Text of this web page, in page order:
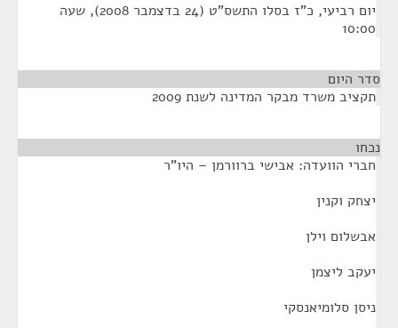
יום רביעי, כ"ז בסלו התשס"ט (24 בדצמבר 2008), שעה
10:00
סדר היום
תקציב משרד מבקר המדינה לשנת 2009
נכחו
חברי הוועדה: אבישי ברוורמן – היו"ר
יצחק וקנין
אבשלום וילן
יעקב ליצמן
ניסן סלומיאנסקי